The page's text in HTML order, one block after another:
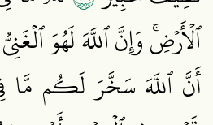
ٱلۡأَرۡضِۚ وَإِنَّ ٱللَّهَ لَهُوَ
أَنَّ ٱللَّهَ سَخَّرَ لَكُم مَّا